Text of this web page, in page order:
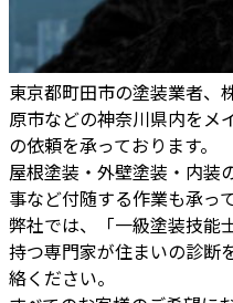
東京都町田市の塗装業者、
原市などの神奈川県内をメ
の依頼を承っております。
屋根塗装・外壁塗装・内装
事など付随する作業も承っ
弊社では、「一級塗装技能
持つ専門家が住まいの診断
絡ください。